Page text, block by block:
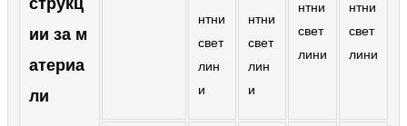
Íslenska
Hrvatski
струкц
ии за м
атериа
ли
нтни
свет
лин
и
нтни
свет
лин
и
нтни
свет
лини
нтни
свет
лини